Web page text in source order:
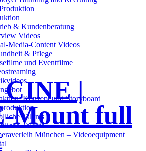
& Kundenberatung
Videos
Media-Content Videos
& Pflege
und Eventfilme
Kon­zept und Storyboard
Talents
Talents
München – Videoequipment
|
Mount full